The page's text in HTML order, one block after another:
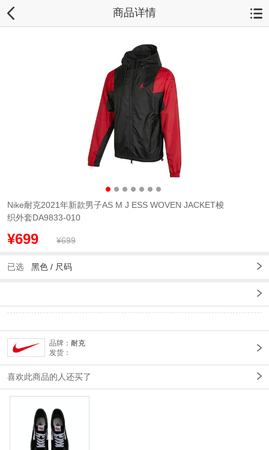
商品详情
Nike耐克2021年新款男子AS M J ESS WOVEN JACKET梭
织外套DA9833-010
¥699 ¥699
已选 黑色 / 尺码
品牌： 耐克
发货：
喜欢此商品的人还买了